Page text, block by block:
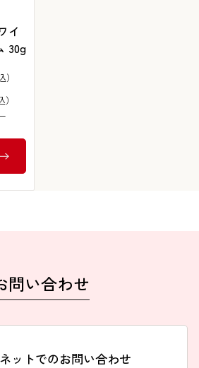
について
コーポレートサイト）
表記
イ
30g
問い合わせ
ットでのお問い合わせ